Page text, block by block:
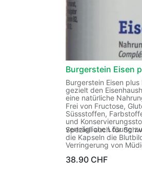
Burgerstein Eisen
Burgerstein Eisen
gezielt den
eine natürliche
Frei von Fructose,
Süssstoffen,
und
verträgliche Lösung
Speziell auch für
die Kapseln die
Verringerung von
Alltag.
38.90 CHF